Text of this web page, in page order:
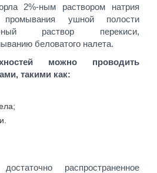
2%-ным раствором натрия
ушной полости
ный раствор перекиси,
беловатого налета.
можно проводить
такими как:
распространенное